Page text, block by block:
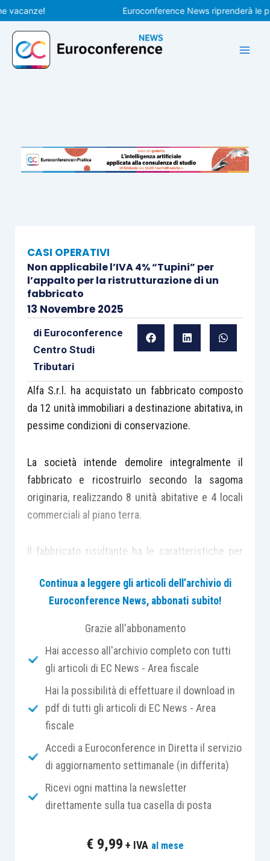
Vai
al
contenuto
Euroconference News riprenderà le
CASI OPERATIVI
Non applicabile l’IVA 4% “Tupini” per
l’appalto per la ristrutturazione di un
fabbricato
13 Novembre 2025
di Euroconference
Centro Studi
Tributari
Alfa S.r.l. ha acquistato un fabbricato composto
da 12 unità immobiliari a destinazione abitativa, in
pessime condizioni di conservazione.
La società intende demolire integralmente il
fabbricato e ricostruirlo secondo la sagoma
originaria, realizzando 8 unità abitative e 4 locali
commerciali al piano terra.
Il fabbricato risultante ha le caratteristiche per
Alfa S.r.l. non possiede i mezzi per effettuare i
lavori, che saranno appaltati a una impresa edile.
Si chiede se vi è la possibilità di invocare
l’applicazione dell’aliquota 4% sulle fatture
ricevute in dipendenza del contratto di appalto; in
caso contrario, quale sarà l’IVA applicabile a tali
fatture?
LEGGI LA RISPOSTA DI CENTRO STUDI
TRIBUTARI SU FISCOPRATICO
Continua a leggere gli articoli dell’archivio di
Euroconference News, abbonati subito!
Grazie all'abbonamento
Hai accesso all'archivio completo con tutti
gli articoli di EC News - Area fiscale
Hai la possibilità di effettuare il download in
pdf di tutti gli articoli di EC News - Area
fiscale
Accedi a Euroconference in Diretta il servizio
di aggiornamento settimanale (in differita)
Ricevi ogni mattina la newsletter
direttamente sulla tua casella di posta
€ 9,99 + IVA al mese